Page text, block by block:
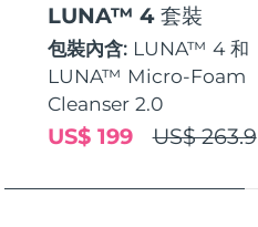
LUNA™ 4 套裝
包裝內含: LUNA™ 4 和
LUNA™ Micro-Foam
Cleanser 2.0
US$ 263.9
US$ 199